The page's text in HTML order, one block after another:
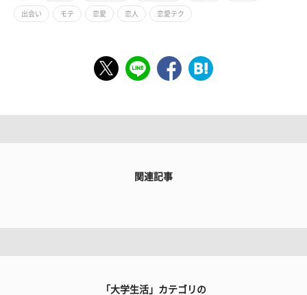
出会い モテ 恋愛 恋人 恋愛テク
関連記事
「大学生活」カテゴリの